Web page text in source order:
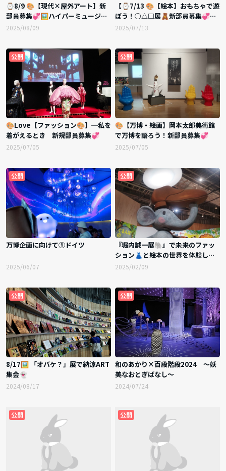
⌚8/9 🎨【現代×屋外アート】新
部員募集💞🖼️ハイパーミュージア
ム飯能で猫宇宙船を征服しよう🐱
2025/08/09
【⌚7/13 🎨【絵本】おもちゃで遊
ぼう！○△□展🧸新部員募集💞
議事録】
2025/07/13
公開
🎨Love【ファッション🎨】─私を
着がえるとき 新規部員募集💞
2025/07/05
公開
🎨【万博・絵画】岡本太郎美術館
で万博を語ろう！新部員募集💞
2025/07/05
公開
万博企画に向けて①ドイツ
2025/06/07
公開
『堀内誠一展🐘』で未来のファッ
ション👗と絵本の世界を体験しよ
う！
2025/02/09
公開
8/17🖼 「オバケ？」展で納涼ART
集会👻
2024/08/17
公開
和のあかり×百段階段2024 ～妖
美なおとぎばなし～
2024/07/24
公開 公開